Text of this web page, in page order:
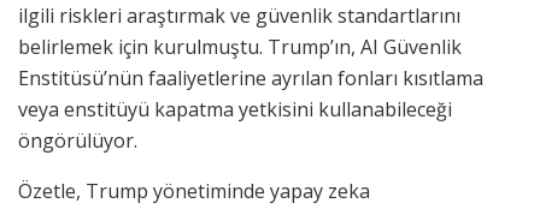
ilgili riskleri araştırmak ve güvenlik standartlarını
belirlemek için kurulmuştu. Trump’ın, AI Güvenlik
Enstitüsü’nün faaliyetlerine ayrılan fonları kısıtlama
veya enstitüyü kapatma yetkisini kullanabileceği
öngörülüyor.
Özetle, Trump yönetiminde yapay zeka